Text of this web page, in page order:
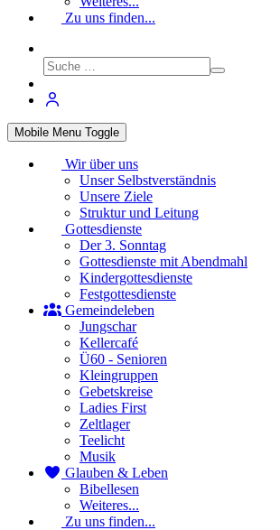
Zu uns finden...
Mobile Menu Toggle
Wir über uns
Unser Selbstverständnis
Unsere Ziele
Struktur und Leitung
Gottesdienste
Der 3. Sonntag
Gottesdienste mit Abendmahl
Kindergottesdienste
Festgottesdienste
Gemeindeleben
Jungschar
Kellercafé
Ü60 - Senioren
Kleingruppen
Gebetskreise
Ladies First
Zeltlager
Teelicht
Musik
Glauben & Leben
Bibellesen
Weiteres...
Zu uns finden...